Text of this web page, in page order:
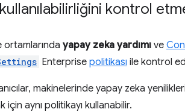
kontrol
ortamlarında yapay zeka yardımı ve
Enterprise politikası ile kontrol
makinelerinde yapay zeka
için aynı politikayı kullanabilir.